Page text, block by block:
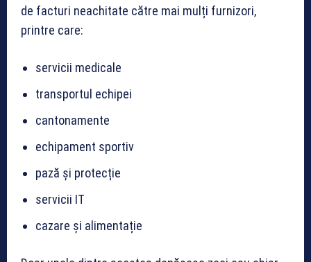
de facturi neachitate către mai mulți furnizori,
printre care:
servicii medicale
transportul echipei
cantonamente
echipament sportiv
pază și protecție
servicii IT
cazare și alimentație